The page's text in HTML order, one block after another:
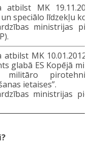
atbilst MK
speciālo līdzekļu
ministrijas
atbilst MK
glabā ES Kopējā
militāro
ietaises”.
ministrijas